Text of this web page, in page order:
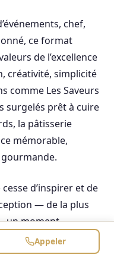
chef,
ce format
de l’excellence
créativité, simplicité
comme Les Saveurs
surgelés prêt à cuire
la pâtisserie
mémorable,
d’inspirer et de
— de la plus
un moment
la pâtisserie à
Parce qu’au
Appeler